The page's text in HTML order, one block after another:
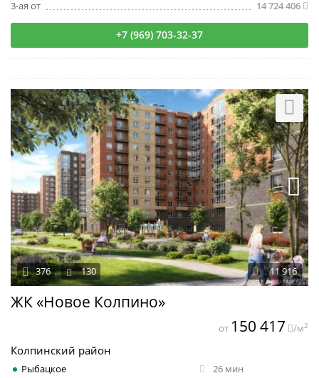
3-ая от
14 724 406
+7 (969) 703-32-37
ЖК «Новое Колпино»
11 916
376 130
Колпинский район
Рыбацкое
26 мин
от 150 417 /м2